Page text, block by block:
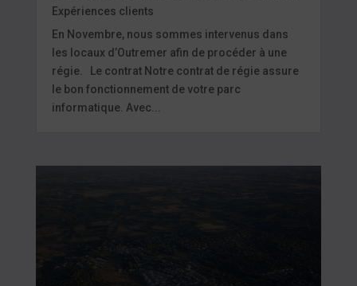
Expériences clients
En Novembre, nous sommes intervenus dans
les locaux d’Outremer afin de procéder à une
régie. Le contrat Notre contrat de régie assure
le bon fonctionnement de votre parc
informatique. Avec...